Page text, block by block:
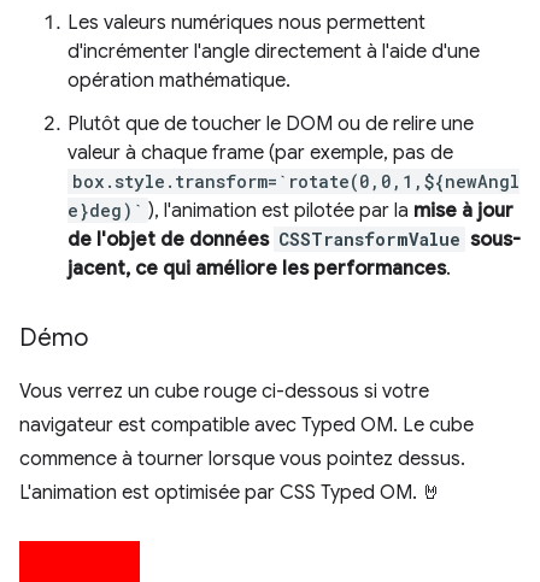
Les valeurs numériques nous permettent
d'incrémenter l'angle directement à l'aide d'une
opération mathématique.
Plutôt que de toucher le DOM ou de relire une
valeur à chaque frame (par exemple, pas de
box.style.transform=`rotate(0,0,1,${newAngl
e}deg)` ), l'animation est pilotée par la mise à jour
de l'objet de données CSSTransformValue sous-
jacent, ce qui améliore les performances.
Démo
Vous verrez un cube rouge ci-dessous si votre
navigateur est compatible avec Typed OM. Le cube
commence à tourner lorsque vous pointez dessus.
L'animation est optimisée par CSS Typed OM. 🤘